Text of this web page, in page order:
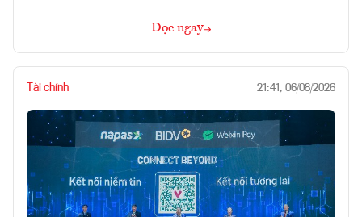
Đọc ngay
Tài chính 21:41, 06/08/2026